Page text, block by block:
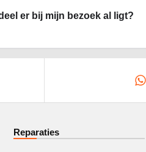
er bij mijn bezoek al ligt?
Reparaties